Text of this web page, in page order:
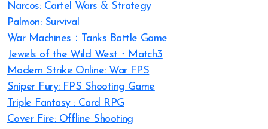
Narcos: Cartel Wars & Strategy
Palmon: Survival
War Machines：Tanks Battle Game
Jewels of the Wild West・Match3
Modern Strike Online: War FPS
Sniper Fury: FPS Shooting Game
Triple Fantasy : Card RPG
Cover Fire: Offline Shooting